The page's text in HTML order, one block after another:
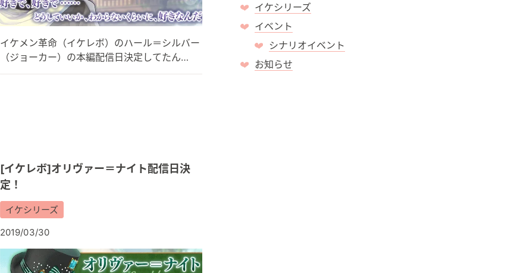
イケメン革命（イケレボ）のハール＝シルバー
（ジョーカー）の本編配信日決定してたん…
[イケレボ]オリヴァー＝ナイト配信日決
定！
イケシリーズ
2019/03/30
イケシリーズ
イベント
シナリオイベント
お知らせ